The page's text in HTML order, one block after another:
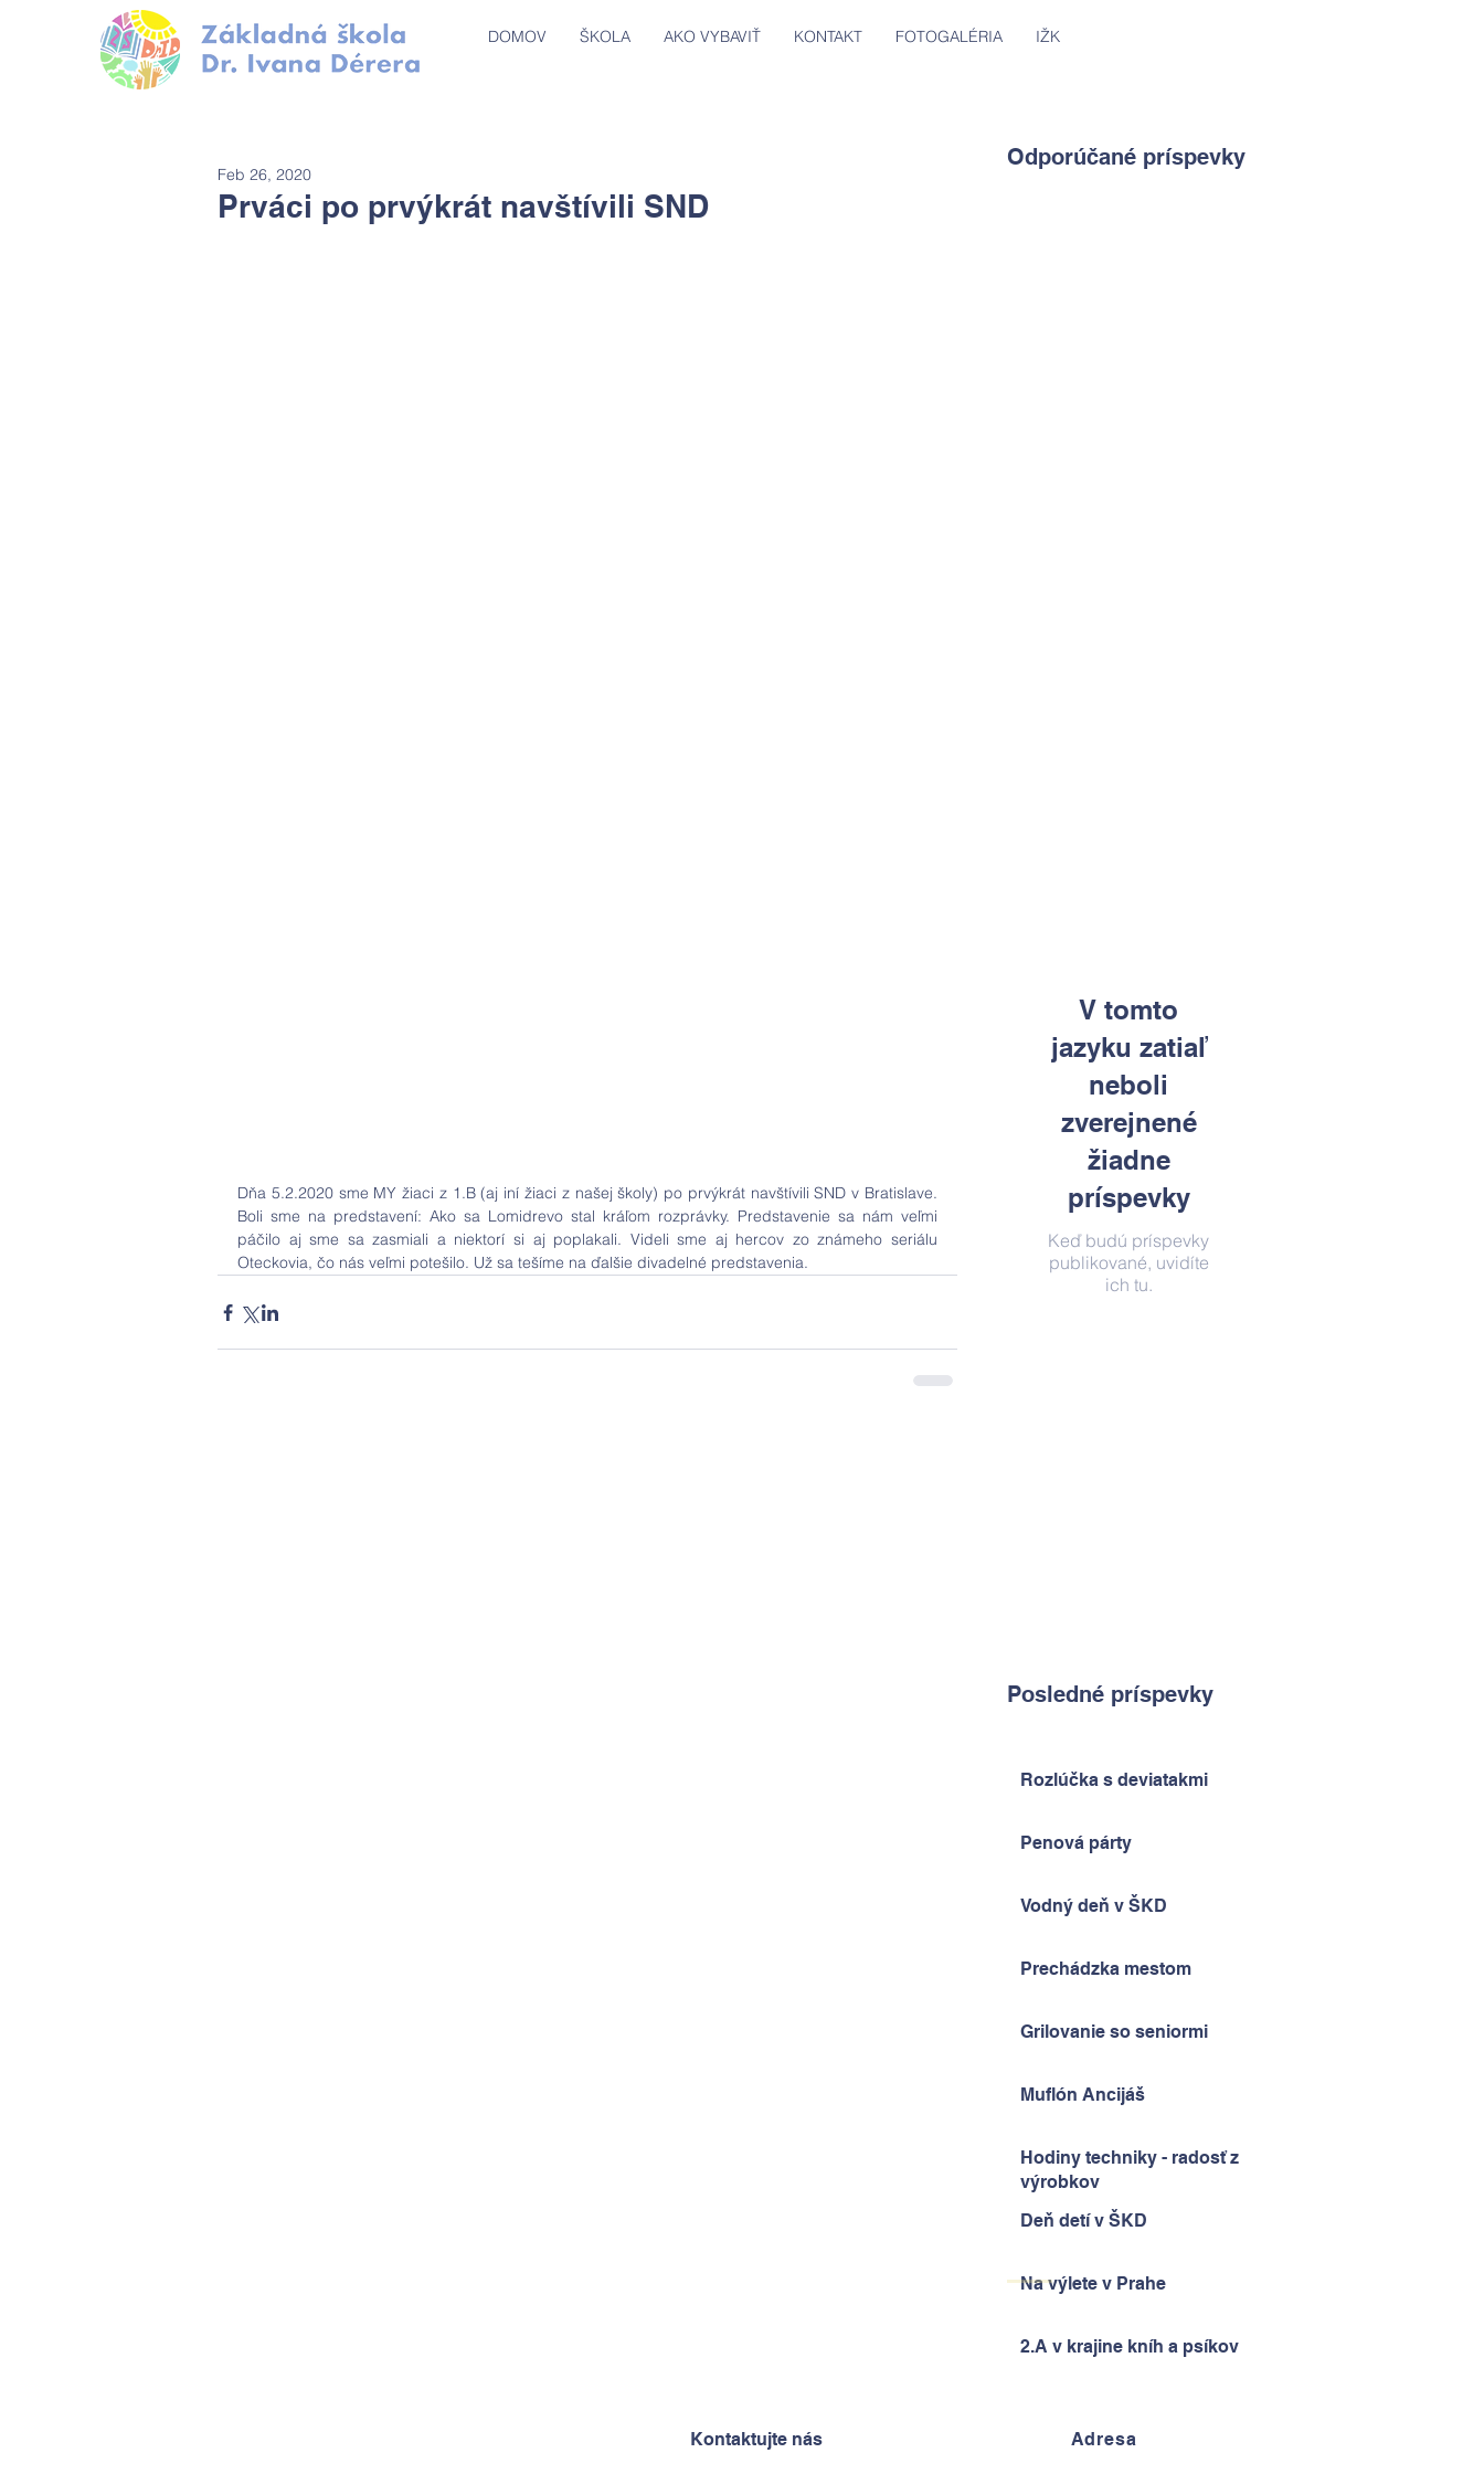
DOMOV ŠKOLA AKO VYBAVIŤ KONTAKT FOTOGALÉRIA IŽK
Odporúčané príspevky
V tomto
jazyku zatiaľ
neboli
zverejnené
žiadne
príspevky
Keď budú príspevky
publikované, uvidíte
ich tu.
Posledné príspevky
Rozlúčka s deviatakmi
Penová párty
Vodný deň v ŠKD
Prechádzka mestom
Grilovanie so seniormi
Muflón Ancijáš
Hodiny techniky - radosť z
výrobkov
Deň detí v ŠKD
Na výlete v Prahe
2.A v krajine kníh a psíkov
Prváci po prvýkrát navštívili SND
Feb 26, 2020
Dňa 5.2.2020 sme MY žiaci z 1.B (aj iní žiaci z našej školy) po prvýkrát navštívili SND v Bratislave.
Boli sme na predstavení: Ako sa Lomidrevo stal kráľom rozprávky. Predstavenie sa nám veľmi
páčilo aj sme sa zasmiali a niektorí si aj poplakali. Videli sme aj hercov zo známeho seriálu
Oteckovia, čo nás veľmi potešilo. Už sa tešíme na ďalšie divadelné predstavenia.
Kontaktujte nás Adresa